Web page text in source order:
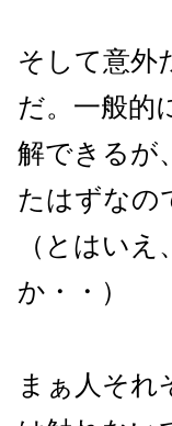
そして意外
だ。一般的
解できるが
たはずなの
（とはい
か・・）
まぁ人それ